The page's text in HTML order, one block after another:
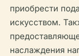
приобрести
искусством.
наслаждения